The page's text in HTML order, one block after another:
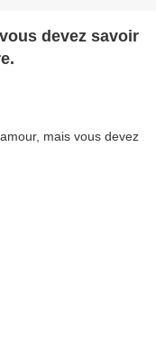
devez savoir